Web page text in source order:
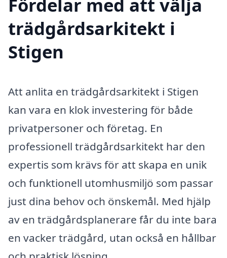
Fördelar med att välja
trädgårdsarkitekt i
Stigen
Att anlita en trädgårdsarkitekt i Stigen
kan vara en klok investering för både
privatpersoner och företag. En
professionell trädgårdsarkitekt har den
expertis som krävs för att skapa en unik
och funktionell utomhusmiljö som passar
just dina behov och önskemål. Med hjälp
av en trädgårdsplanerare får du inte bara
en vacker trädgård, utan också en hållbar